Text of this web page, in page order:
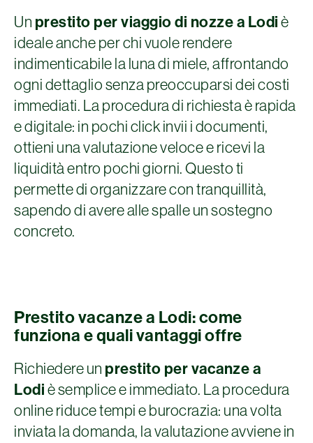
Un prestito per viaggio di nozze a Lodi è
ideale anche per chi vuole rendere
indimenticabile la luna di miele, affrontando
ogni dettaglio senza preoccuparsi dei costi
immediati. La procedura di richiesta è rapida
e digitale: in pochi click invii i documenti,
ottieni una valutazione veloce e ricevi la
liquidità entro pochi giorni. Questo ti
permette di organizzare con tranquillità,
sapendo di avere alle spalle un sostegno
concreto.
Prestito vacanze a Lodi: come
funziona e quali vantaggi offre
Richiedere un prestito per vacanze a
Lodi è semplice e immediato. La procedura
online riduce tempi e burocrazia: una volta
inviata la domanda, la valutazione avviene in